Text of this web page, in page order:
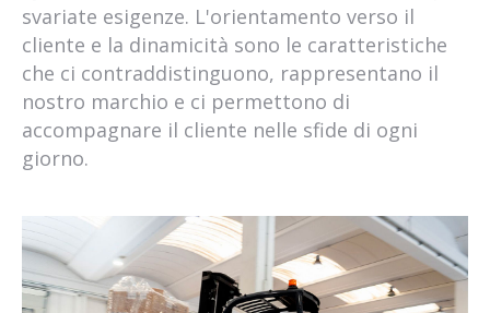
svariate esigenze. L'orientamento verso il
cliente e la dinamicità sono le caratteristiche
che ci contraddistinguono, rappresentano il
nostro marchio e ci permettono di
accompagnare il cliente nelle sfide di ogni
giorno.